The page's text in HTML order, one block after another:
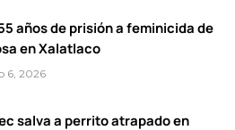
años de prisión a feminicida de
en Xalatlaco
6, 2026
salva a perrito atrapado en